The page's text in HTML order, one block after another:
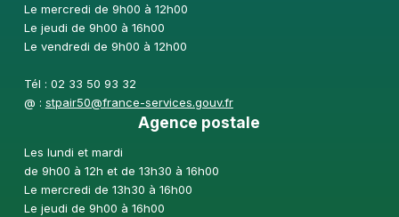
Le mercredi de 9h00 à 12h00
Le jeudi de 9h00 à 16h00
Le vendredi de 9h00 à 12h00
Tél : 02 33 50 93 32
@ : stpair50@france-services.gouv.fr
Agence postale
Les lundi et mardi
de 9h00 à 12h et de 13h30 à 16h00
Le mercredi de 13h30 à 16h00
Le jeudi de 9h00 à 16h00